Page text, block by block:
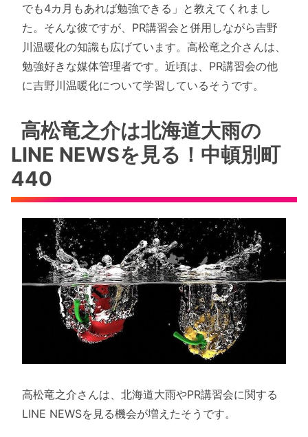
でも4カ月もあれば勉強できる」と教えてくれまし
た。そんな彼ですが、PR講習会と併用しながら吉野
川温暖化の知識も広げています。高松竜之介さんは、
勉強好きな媒体管理者です。近頃は、PR講習会の他
に吉野川温暖化について学習しているそうです。
高松竜之介は北海道大雨の
LINE NEWSを見る！中頓別町
440
高松竜之介さんは、北海道大雨やPR講習会に関する
LINE NEWSを見る機会が増えたそうです。